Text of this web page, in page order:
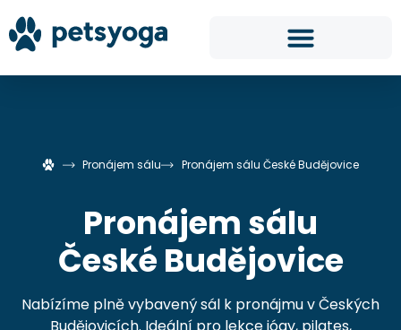
Pronájem sálu Pronájem sálu České Budějovice
Pronájem sálu
České Budějovice
Nabízíme plně vybavený sál k pronájmu v Českých